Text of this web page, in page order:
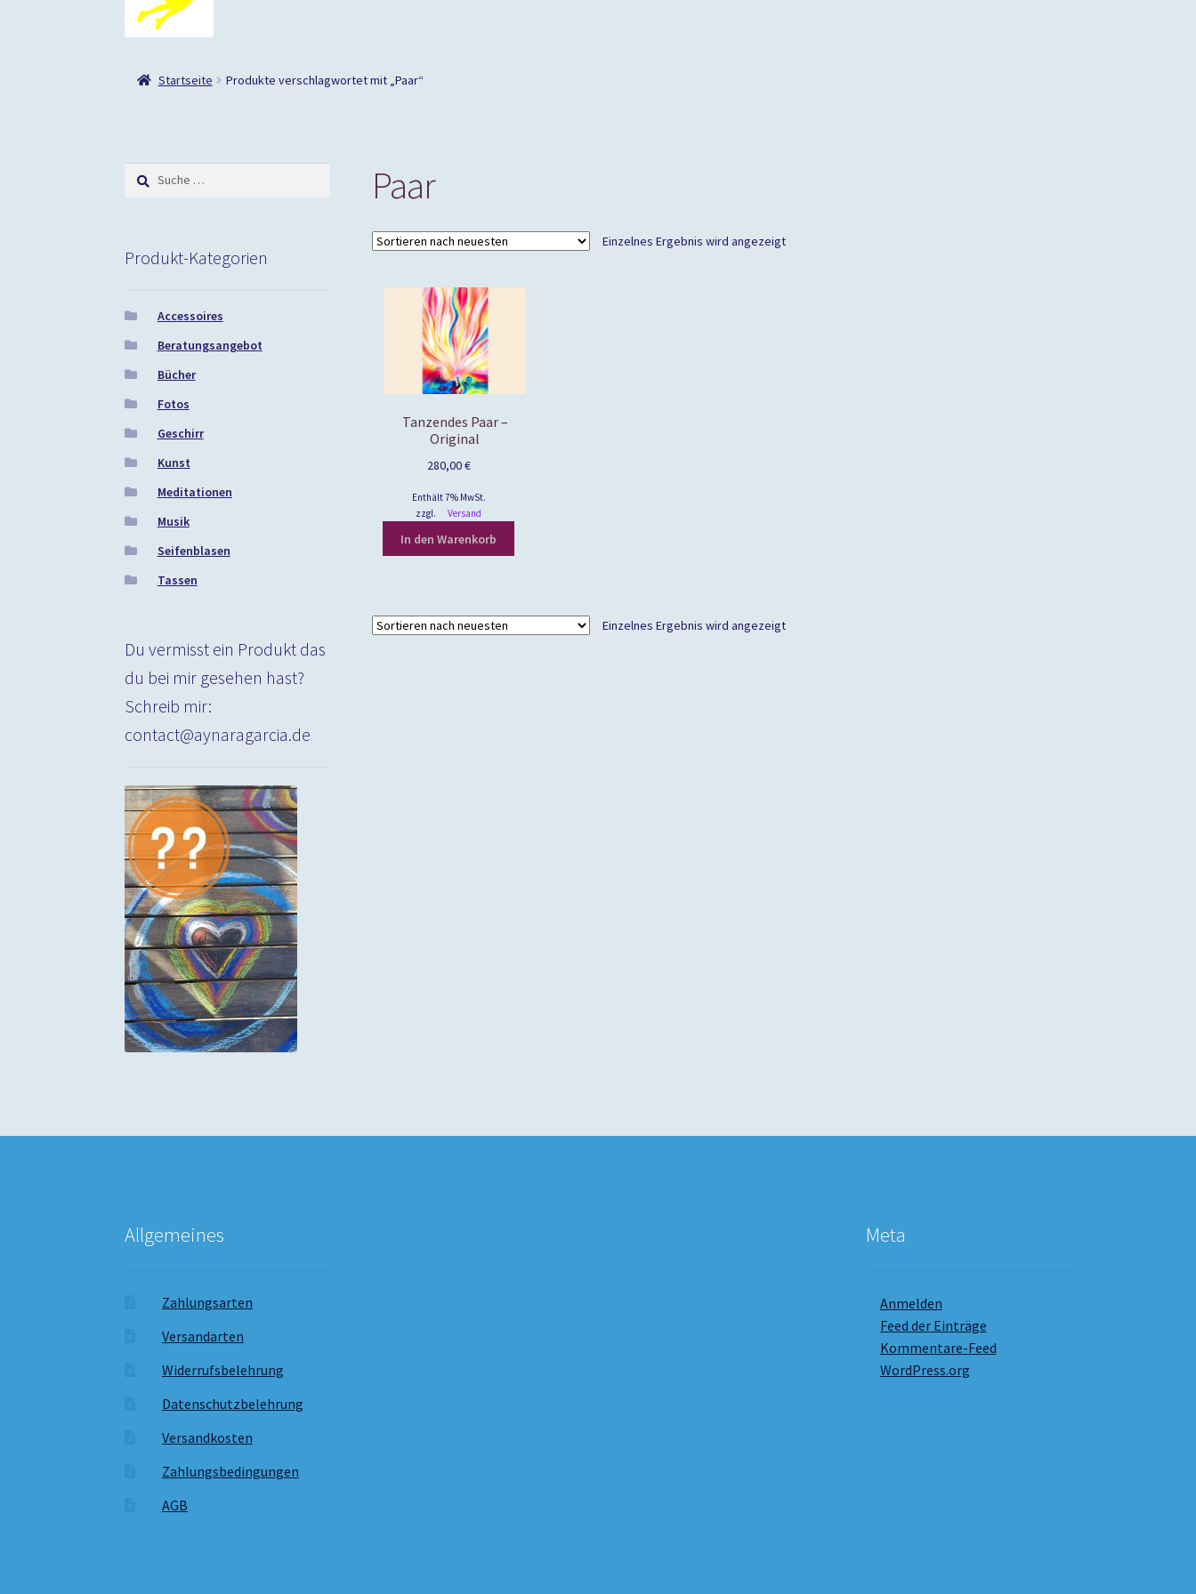
Startseite Produkte verschlagwortet mit „Paar“
Paar
Einzelnes Ergebnis wird angezeigt
Tanzendes Paar –
Original
280,00€
Enthält 7% MwSt.
zzgl.
Versand
In den Warenkorb
Einzelnes Ergebnis wird angezeigt
Suche
nach:
Produkt-Kategorien
Accessoires
Beratungsangebot
Bücher
Fotos
Geschirr
Kunst
Meditationen
Musik
Seifenblasen
Tassen
Du vermisst ein Produkt das
du bei mir gesehen hast?
Schreib mir:
contact@aynaragarcia.de
Allgemeines
Zahlungsarten
Versandarten
Widerrufsbelehrung
Datenschutzbelehrung
Versandkosten
Zahlungsbedingungen
AGB
Meta
Anmelden
Feed der Einträge
Kommentare-Feed
WordPress.org